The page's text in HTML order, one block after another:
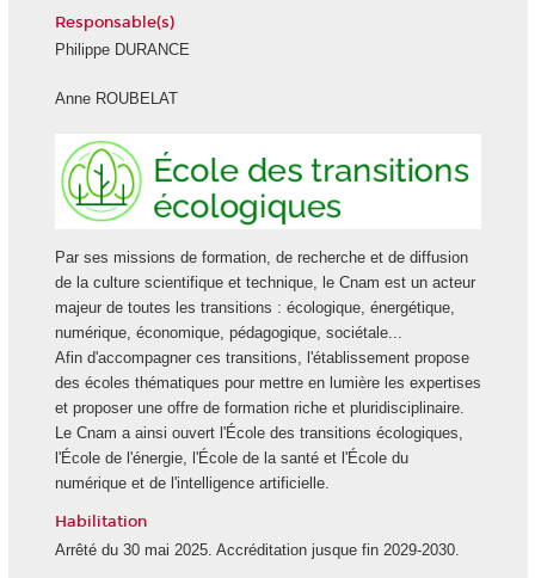
Responsable(s)
Philippe DURANCE
Anne ROUBELAT
Par ses missions de formation, de recherche et de diffusion
de la culture scientifique et technique, le Cnam est un acteur
majeur de toutes les transitions : écologique, énergétique,
numérique, économique, pédagogique, sociétale...
Afin d'accompagner ces transitions, l'établissement propose
des écoles thématiques pour mettre en lumière les expertises
et proposer une offre de formation riche et pluridisciplinaire.
Le Cnam a ainsi ouvert l'École des transitions écologiques,
l'École de l'énergie, l'École de la santé et l'École du
numérique et de l'intelligence artificielle.
Habilitation
Arrêté du 30 mai 2025. Accréditation jusque fin 2029-2030.